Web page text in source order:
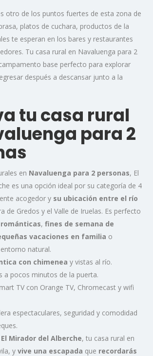
otro de los puntos fuertes de esta zona de
platos de cuchara, productos de la
te esperan en los bares y restaurantes
Tu casa rural en Navaluenga para 2
base perfecto para explorar
después a descansar junto a la
tu casa rural
para 2
en Navaluenga para 2 personas, El
es una opción ideal por su categoría de 4
acogedor y su ubicación entre el río
de Gredos y el Valle de Iruelas. Es perfecto
, fines de semana de
vacaciones en familia o
natural.
con chimenea y vistas al río.
a pocos minutos de la puerta.
TV con Orange TV, Chromecast y wifi
espectaculares, seguridad y comodidad
Mirador del Alberche, tu casa rural en
y vive una escapada que recordarás